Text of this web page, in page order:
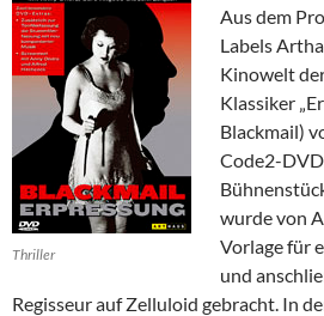
Thriller
Aus dem
Labels
Kinowelt
Klassiker
Blackmail)
Code2-
wurde von
Vorlage für
und
Regisseur auf Zelluloid gebracht. In